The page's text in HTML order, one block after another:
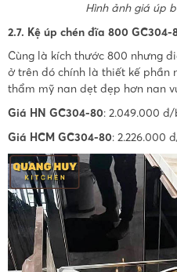
Hình ảnh giá úp
2.7. Kệ úp chén đĩa 800 GC304-
Cùng là kích thước 800 nhưng
ở trên đó chính là thiết kế phần
thẩm mỹ nan dẹt đẹp hơn nan
Giá HN GC304-80: 2.049.000
Giá HCM GC304-80: 2.226.000